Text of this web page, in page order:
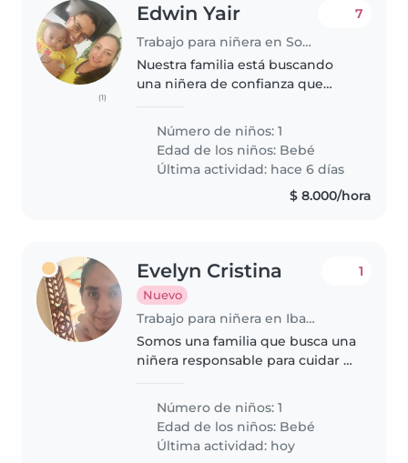
(1)
Edwin Yair
Trabajo para niñera en Soacha
7
Nuestra familia está buscando
una niñera de confianza que
juguetón, curioso y enérgico.
Que sea profesional o auxiliar,
Preferimos que la niñera venga
Número de niños: 1
Edad de los niños: Bebé
Última actividad: hace 6 días
$ 8.000/hora
Evelyn Cristina
Nuevo
Trabajo para niñera en Ibagué
1
Somos una familia que busca una
niñera responsable para cuidar a
Buscamos a alguien cómodo con
mascotas y tareas del hogar,
amoroso y atento con los niños...
Número de niños: 1
Edad de los niños: Bebé
Última actividad: hoy